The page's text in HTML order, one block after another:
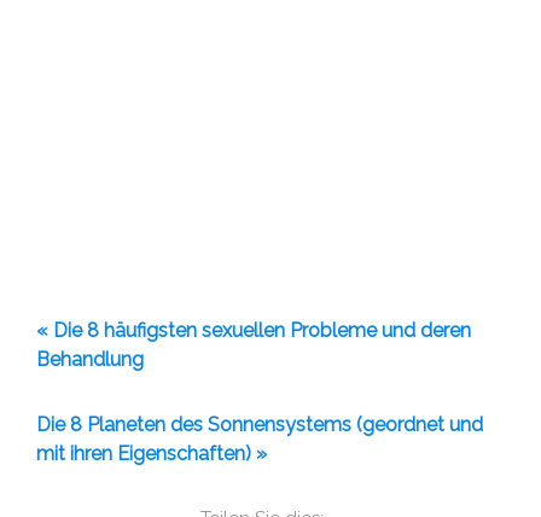
« Die 8 häufigsten sexuellen Probleme und deren
Behandlung
Die 8 Planeten des Sonnensystems (geordnet und
mit ihren Eigenschaften) »